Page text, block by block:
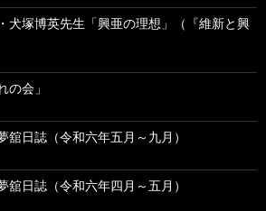
犬塚博英先生「興亜の理想」（『維新と興
の会」
日誌（令和六年五月～九月）
日誌（令和六年四月～五月）